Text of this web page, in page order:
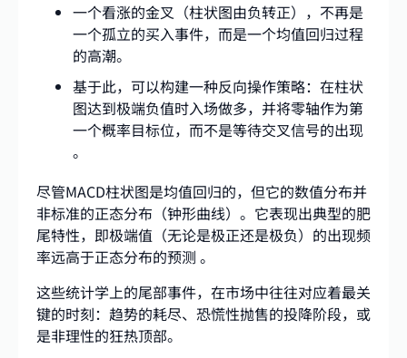
一个看涨的金叉（柱状图由负转正），不再是
一个孤立的买入事件，而是一个均值回归过程
的高潮。
基于此，可以构建一种反向操作策略：在柱状
图达到极端负值时入场做多，并将零轴作为第
一个概率目标位，而不是等待交叉信号的出现
。
尽管MACD柱状图是均值回归的，但它的数值分布并
非标准的正态分布（钟形曲线）。它表现出典型的肥
尾特性，即极端值（无论是极正还是极负）的出现频
率远高于正态分布的预测 。
这些统计学上的尾部事件，在市场中往往对应着最关
键的时刻：趋势的耗尽、恐慌性抛售的投降阶段，或
是非理性的狂热顶部。